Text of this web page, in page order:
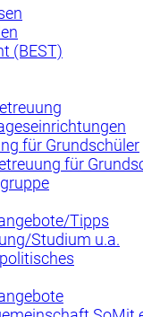
(BEST)
für Grundschüler
für
Tipps
Studium u.a.